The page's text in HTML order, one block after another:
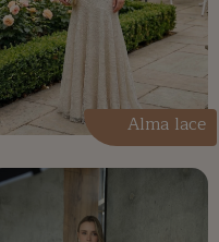
Alma lace